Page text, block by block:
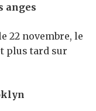
anges
22 novembre, le
plus tard sur